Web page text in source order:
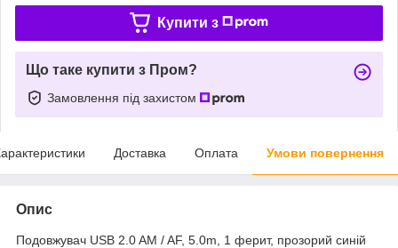
Купити з
Що таке купити з Пром?
Замовлення під захистом
Доставка Оплата Умови повернення
Опис
Подовжувач USB 2.0 AM / AF, 5.0m, 1 ферит, прозорий синій